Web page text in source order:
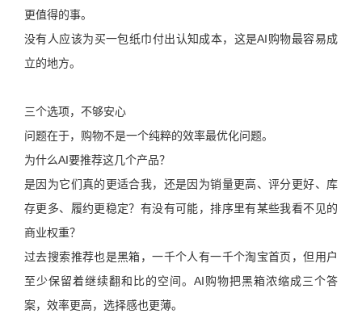
更值得的事。
没有人应该为买一包纸巾付出认知成本，这是AI购物最容易成
立的地方。
三个选项，不够安心
问题在于，购物不是一个纯粹的效率最优化问题。
为什么AI要推荐这几个产品？
是因为它们真的更适合我，还是因为销量更高、评分更好、库
存更多、履约更稳定？有没有可能，排序里有某些我看不见的
商业权重？
过去搜索推荐也是黑箱，一千个人有一千个淘宝首页，但用户
至少保留着继续翻和比的空间。AI购物把黑箱浓缩成三个答
案，效率更高，选择感也更薄。